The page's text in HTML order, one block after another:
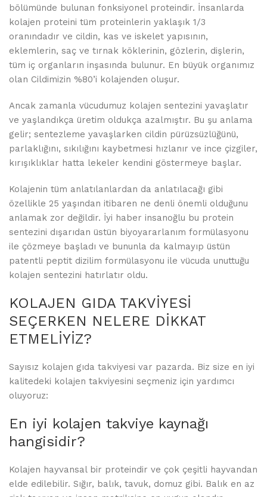
bölümünde bulunan fonksiyonel proteindir. İnsanlarda
kolajen proteini tüm proteinlerin yaklaşık 1/3
oranındadır ve cildin, kas ve iskelet yapısının,
eklemlerin, saç ve tırnak köklerinin, gözlerin, dişlerin,
tüm iç organların inşasında bulunur. En büyük organımız
olan Cildimizin %80’i kolajenden oluşur.
Ancak zamanla vücudumuz kolajen sentezini yavaşlatır
ve yaşlandıkça üretim oldukça azalmıştır. Bu şu anlama
gelir; sentezleme yavaşlarken cildin pürüzsüzlüğünü,
parlaklığını, sıkılığını kaybetmesi hızlanır ve ince çizgiler,
kırışıklıklar hatta lekeler kendini göstermeye başlar.
Kolajenin tüm anlatılanlardan da anlatılacağı gibi
özellikle 25 yaşından itibaren ne denli önemli olduğunu
anlamak zor değildir. İyi haber insanoğlu bu protein
sentezini dışarıdan üstün biyoyararlanım formülasyonu
ile çözmeye başladı ve bununla da kalmayıp üstün
patentli peptit dizilim formülasyonu ile vücuda unuttuğu
kolajen sentezini hatırlatır oldu.
KOLAJEN GIDA TAKVİYESİ
SEÇERKEN NELERE DİKKAT
ETMELİYİZ?
Sayısız kolajen gıda takviyesi var pazarda. Biz size en iyi
kalitedeki kolajen takviyesini seçmeniz için yardımcı
oluyoruz:
En iyi kolajen takviye kaynağı
hangisidir?
Kolajen hayvansal bir proteindir ve çok çeşitli hayvandan
elde edilebilir. Sığır, balık, tavuk, domuz gibi. Balık en az